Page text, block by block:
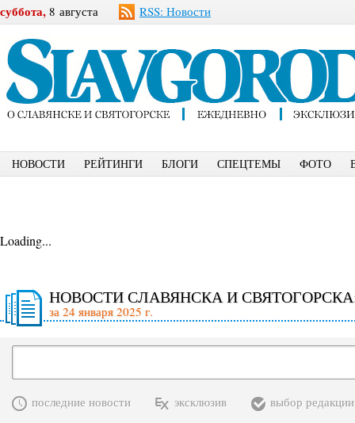
суббота, 8 августа RSS: Новости
НОВОСТИ РЕЙТИНГИ БЛОГИ СПЕЦТЕМЫ ФОТО
Loading...
НОВОСТИ СЛАВЯНСКА И
за 24 января 2025 г.
последние новости эксклюзив выбор редакции